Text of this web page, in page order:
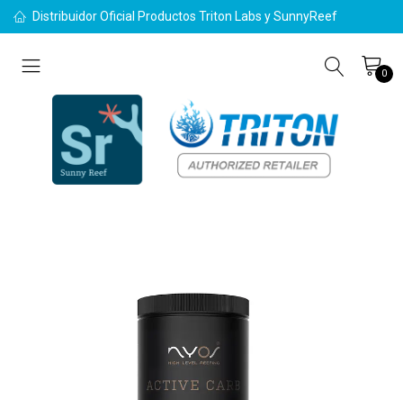
Distribuidor Oficial Productos Triton Labs y SunnyReef
0